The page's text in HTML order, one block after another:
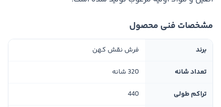
مشخصات فنی محصول
برند فرش نقش کهن
تعداد شانه 320 شانه
تراکم طولی 440